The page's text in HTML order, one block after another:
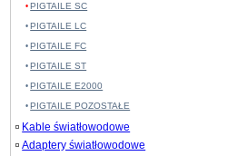
PIGTAILE SC
PIGTAILE LC
PIGTAILE FC
PIGTAILE ST
PIGTAILE E2000
PIGTAILE POZOSTAŁE
Kable światłowodowe
Adaptery światłowodowe